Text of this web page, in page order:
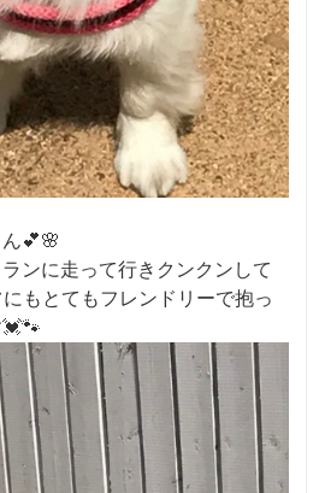
💕🌸
ンに走って行きクンクンして
もとてもフレンドリーで抱っ